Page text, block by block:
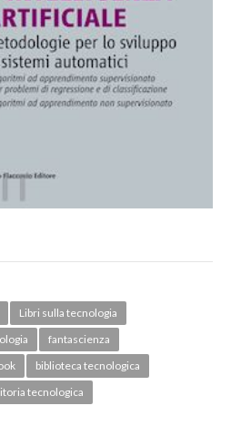
Libri sulla tecnologia
fantascienza
biblioteca tecnologica
tecnologica